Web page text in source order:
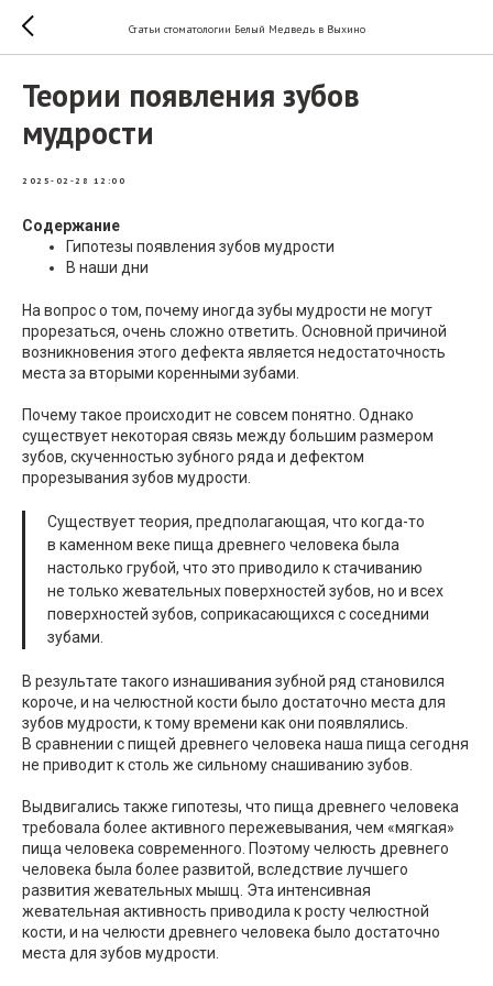
Статьи стоматологии Белый Медведь в Выхино
Теории появления зубов
мудрости
2025-02-28 12:00
Содержание
Гипотезы появления зубов мудрости
В наши дни
На вопрос о том, почему иногда зубы мудрости не могут
прорезаться, очень сложно ответить. Основной причиной
возникновения этого дефекта является недостаточность
места за вторыми коренными зубами.
Почему такое происходит не совсем понятно. Однако
существует некоторая связь между большим размером
зубов, скученностью зубного ряда и дефектом
прорезывания зубов мудрости.
Существует теория, предполагающая, что когда-то
в каменном веке пища древнего человека была
настолько грубой, что это приводило к стачиванию
не только жевательных поверхностей зубов, но и всех
поверхностей зубов, соприкасающихся с соседними
зубами.
В результате такого изнашивания зубной ряд становился
короче, и на челюстной кости было достаточно места для
зубов мудрости, к тому времени как они появлялись.
В сравнении с пищей древнего человека наша пища сегодня
не приводит к столь же сильному снашиванию зубов.
Выдвигались также гипотезы, что пища древнего человека
требовала более активного пережевывания, чем «мягкая»
пища человека современного. Поэтому челюсть древнего
человека была более развитой, вследствие лучшего
развития жевательных мышц. Эта интенсивная
жевательная активность приводила к росту челюстной
кости, и на челюсти древнего человека было достаточно
места для зубов мудрости.